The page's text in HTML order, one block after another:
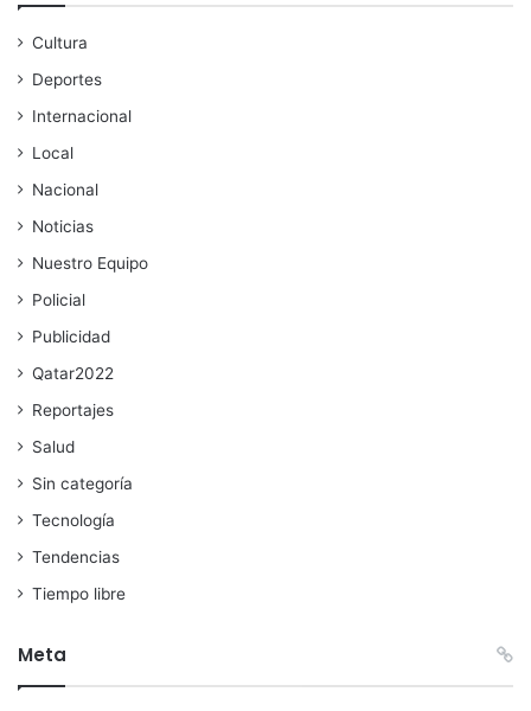
Cultura
Deportes
Internacional
Local
Nacional
Noticias
Nuestro Equipo
Policial
Publicidad
Qatar2022
Reportajes
Salud
Sin categoría
Tecnología
Tendencias
Tiempo libre
Meta